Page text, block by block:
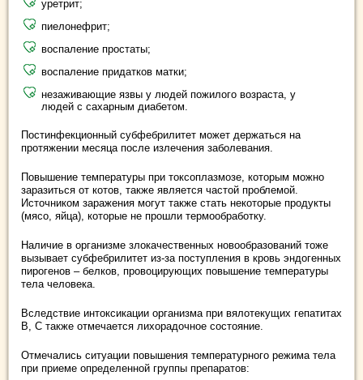
уретрит;
пиелонефрит;
воспаление простаты;
воспаление придатков матки;
незаживающие язвы у людей пожилого возраста, у
людей с сахарным диабетом.
Постинфекционный субфебрилитет может держаться на
протяжении месяца после излечения заболевания.
Повышение температуры при токсоплазмозе, которым можно
заразиться от котов, также является частой проблемой.
Источником заражения могут также стать некоторые продукты
(мясо, яйца), которые не прошли термообработку.
Наличие в организме злокачественных новообразований тоже
вызывает субфебрилитет из-за поступления в кровь эндогенных
пирогенов – белков, провоцирующих повышение температуры
тела человека.
Вследствие интоксикации организма при вялотекущих гепатитах
В, С также отмечается лихорадочное состояние.
Отмечались ситуации повышения температурного режима тела
при приеме определенной группы препаратов: